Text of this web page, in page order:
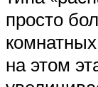
просто
на этом